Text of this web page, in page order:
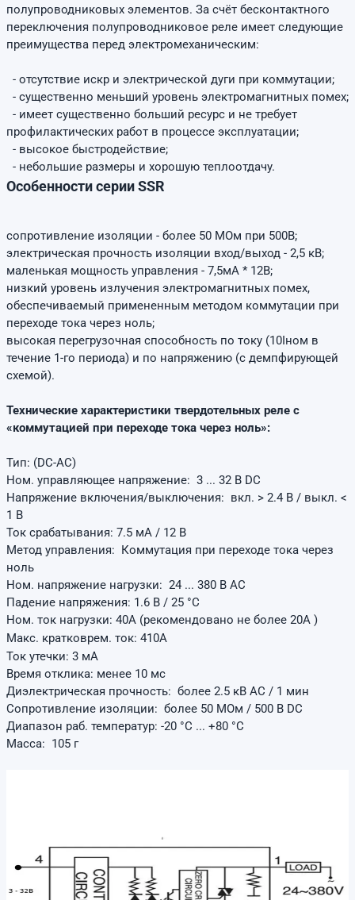
полупроводниковых элементов. За счёт бесконтактного
переключения полупроводниковое реле имеет следующие
преимущества перед электромеханическим:
- отсутствие искр и электрической дуги при коммутации;
- существенно меньший уровень электромагнитных помех;
- имеет существенно больший ресурс и не требует
профилактических работ в процессе эксплуатации;
- высокое быстродействие;
- небольшие размеры и хорошую теплоотдачу.
Особенности серии SSR
сопротивление изоляции - более 50 МОм при 500В;
электрическая прочность изоляции вход/выход - 2,5 кВ;
маленькая мощность управления - 7,5мА * 12В;
низкий уровень излучения электромагнитных помех,
обеспечиваемый примененным методом коммутации при
переходе тока через ноль;
высокая перегрузочная способность по току (10Iном в
течение 1-го периода) и по напряжению (с демпфирующей
схемой).
Технические характеристики твердотельных реле с
«коммутацией при переходе тока через ноль»:
Тип: (DC-AC)
Ном. управляющее напряжение: 3 ... 32 В DC
Напряжение включения/выключения: вкл. > 2.4 В / выкл. <
1 В
Ток срабатывания: 7.5 мА / 12 В
Метод управления: Коммутация при переходе тока через
ноль
Ном. напряжение нагрузки: 24 ... 380 В AC
Падение напряжения: 1.6 В / 25 °С
Ном. ток нагрузки: 40А (рекомендовано не более 20А )
Макс. кратковрем. ток: 410A
Ток утечки: 3 мА
Время отклика: менее 10 мс
Диэлектрическая прочность: более 2.5 кВ AC / 1 мин
Сопротивление изоляции: более 50 МОм / 500 В DC
Диапазон раб. температур: -20 °C ... +80 °C
Масса: 105 г